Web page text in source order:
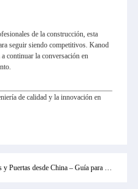
de la construcción, esta
seguir siendo competitivos. Kanod
continuar la conversación en
de calidad y la innovación en